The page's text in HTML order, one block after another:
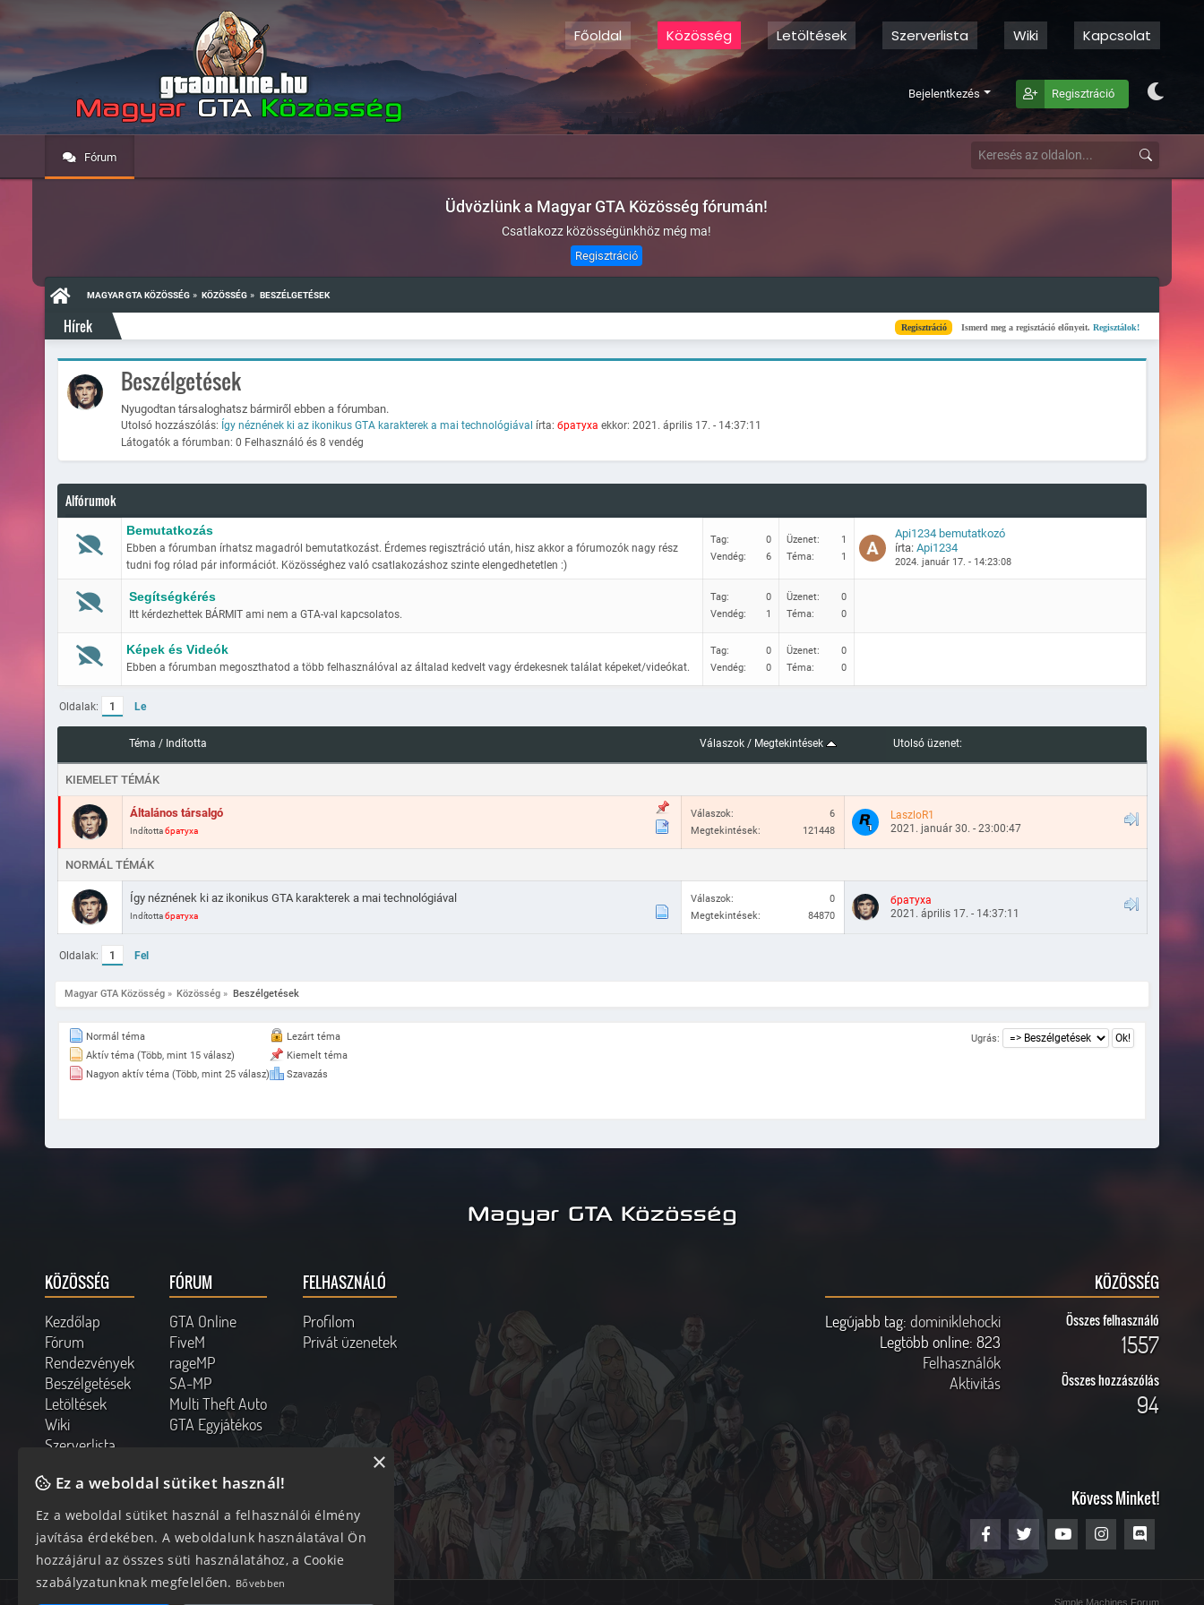
Főoldal Közösség Letöltések Szerverlista Wiki Kapcsolat
Bejelentkezés Regisztráció
Fórum
Üdvözlünk a Magyar GTA Közösség fórumán!
Csatlakozz közösségünkhöz még ma!
Regisztráció
MAGYAR GTA KÖZÖSSÉG » KÖZÖSSÉG » BESZÉLGETÉSEK
Hírek Regisztráció Ismerd meg a regisztáció előnyeit.Regisztálok! Kész
Beszélgetések
Nyugodtan társaloghatsz bármiről ebben a fórumban.
Utolsó hozzászólás: Így néznének ki az ikonikus GTA karakterek a mai technológiával írta: братуха ekkor: 2021. április 17. - 14:37:11
Látogatók a fórumban: 0 Felhasználó és 8 vendég
Alfórumok
Bemutatkozás
Ebben a fórumban írhatsz magadról bemutatkozást. Érdemes regisztráció után, hisz akkor a fórumozók nagy rész
tudni fog rólad pár információt. Közösséghez való csatlakozáshoz szinte elengedhetetlen :)
Tag:
0
Vendég:
6
Üzenet:
1
Téma:
1
Api1234 bemutatkozó
írta: Api1234
2024. január 17. - 14:23:08
Segítségkérés
Itt kérdezhettek BÁRMIT ami nem a GTA-val kapcsolatos.
Tag:
0
Vendég:
1
Üzenet:
0
Téma:
0
Képek és Videók
Ebben a fórumban megoszthatod a több felhasználóval az általad kedvelt vagy érdekesnek találat képeket/videókat.
Tag:
0
Vendég:
0
Üzenet:
0
Téma:
0
Oldalak: 1 Le
Téma / Indította Válaszok/ Megtekintések Utolsó üzenet:
KIEMELET TÉMÁK
Általános társalgó
Indítottaбратуха
Válaszok:
6
Megtekintések:
121448
LaszloR1
2021. január 30. - 23:00:47
NORMÁL TÉMÁK
Így néznének ki az ikonikus GTA karakterek a mai technológiával
Indítottaбратуха
Válaszok:
0
Megtekintések:
84870
братуха
2021. április 17. - 14:37:11
Oldalak: 1 Fel
Magyar GTA Közösség » Közösség » Beszélgetések
Ugrás:
Normál téma
Aktív téma (Több, mint 15 válasz)
Nagyon aktív téma (Több, mint 25 válasz)
Lezárt téma
Kiemelt téma
Szavazás
Magyar GTA Közösség
KÖZÖSSÉG
Kezdőlap
Fórum
Rendezvények
Beszélgetések
Letöltések
Wiki
Szerverlista
FÓRUM
GTA Online
FiveM
rageMP
SA-MP
Multi Theft Auto
GTA Egyjátékos
FELHASZNÁLÓ
Profilom
Privát üzenetek
KÖZÖSSÉG
Legújabb tag: dominiklehocki
Legtöbb online: 823
Felhasználók
Aktivitás
Összes felhasználó
1557
Összes hozzászólás
94
Online felhasználók
355 vendég, 0 tag
Kövess Minket!
Az oldal 0.231 másodperc alatt készült el 32 lekéréssel. Simple Machines Forum
Ez a weboldal sütiket használ!
Ez a weboldal sütiket használ a felhasználói élmény
javítása érdekében. A weboldalunk használatával Ön
hozzájárul az összes süti használatához, a Cookie
szabályzatunknak megfelelően. Bővebben
×